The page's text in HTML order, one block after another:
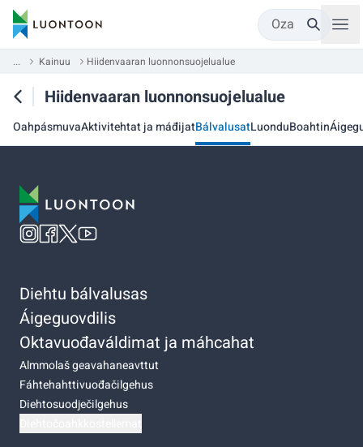
Oza
... Kainuu Hiidenvaaran luonnonsuojelualue
Hiidenvaaran luonnonsuojelualue
OahpásmuvaAktivitehtat ja máđijatBálvalusatLuonduBoahtin
Diehtu bálvalusas
Áigeguovdilis
Oktavuođaváldimat ja máhcahat
Almmolaš geavahaneavttut
Fáhtehahttivuođačilgehus
Diehtosuodječilgehus